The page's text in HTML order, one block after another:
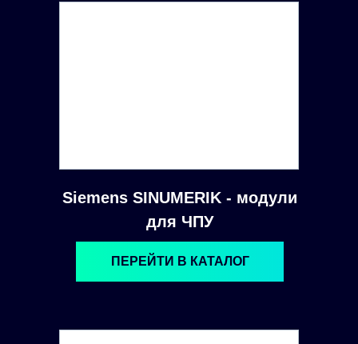
Siemens SINUMERIK - модули
для ЧПУ
ПЕРЕЙТИ В КАТАЛОГ